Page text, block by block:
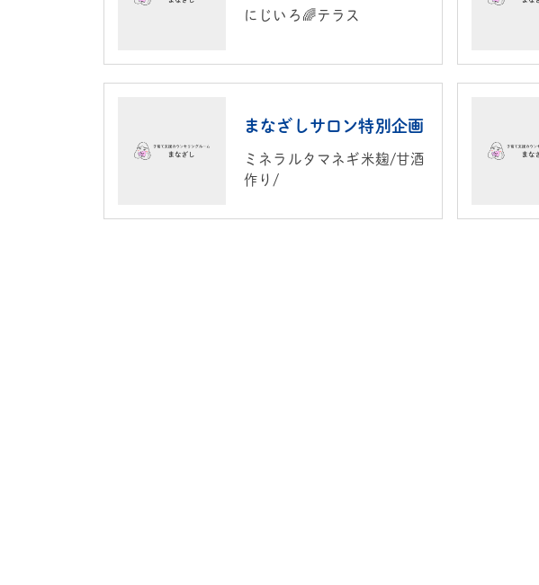
にじいろ🌈テラス
まなざしサロン特別企画
ミネラルタマネギ米麹/甘酒
作り/